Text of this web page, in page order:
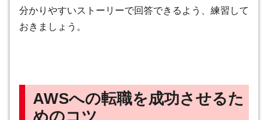
分かりやすいストーリーで回答できるよう、練習して
おきましょう。
AWSへの転職を成功させるた
めのコツ